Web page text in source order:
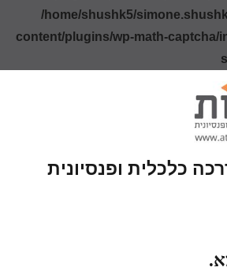
/home/shushk5/
content/plugins/wp-math-captcha/
כלכלית ופנסיונית